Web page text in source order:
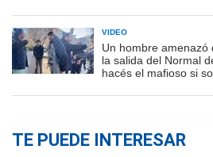
VIDEO
Un hombre
la salida del Normal
hacés el mafioso si
TE PUEDE INTERESAR